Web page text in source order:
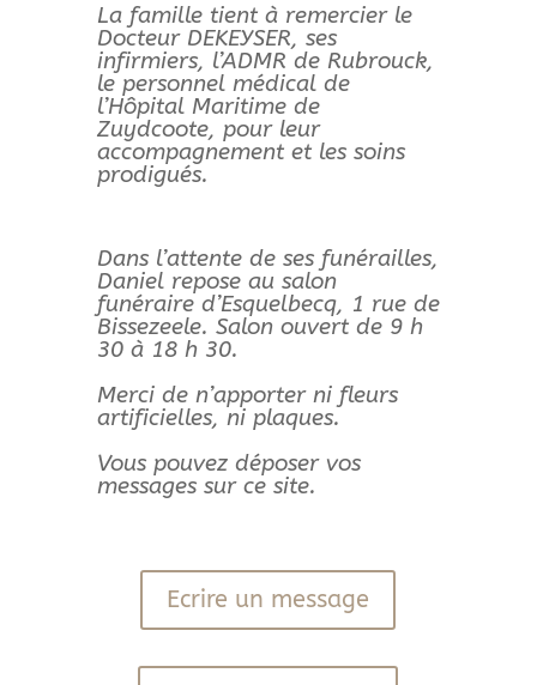
La famille tient à remercier le
Docteur DEKEYSER, ses
infirmiers, l’ADMR de Rubrouck,
le personnel médical de
l’Hôpital Maritime de
Zuydcoote, pour leur
accompagnement et les soins
prodigués.
Dans l’attente de ses funérailles,
Daniel repose au salon
funéraire d’Esquelbecq, 1 rue de
Bissezeele. Salon ouvert de 9 h
30 à 18 h 30.
Merci de n’apporter ni fleurs
artificielles, ni plaques.
Vous pouvez déposer vos
messages sur ce site.
Ecrire un message